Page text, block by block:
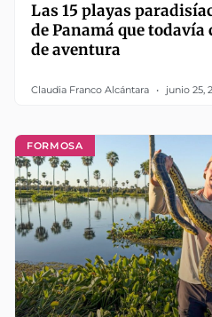
Las 15 playas
de Panamá que
de aventura
Claudia Franco Alcántara junio 25,
FORMOSA